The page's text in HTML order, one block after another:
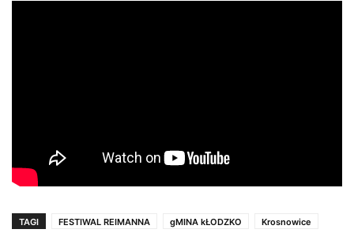
TAGI FESTIWAL REIMANNA gMINA kŁODZKO Krosnowice